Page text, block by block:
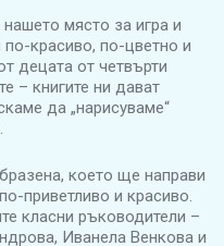
място за игра и
красиво, по-цветно и
децата от четвърти
– книгите ни дават
да „нарисуваме“
което ще направи
приветливо и красиво.
класни ръководители –
Иванела Венкова и